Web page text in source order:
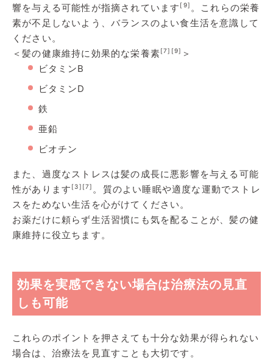
響を与える可能性が指摘されています [9] 。これらの栄養
素が不足しないよう、バランスのよい食生活を意識して
ください。
＜髪の健康維持に効果的な栄養素[7] [9] ＞
ビタミンB
ビタミンD
鉄
亜鉛
ビオチン
また、過度なストレスは髪の成長に悪影響を与える可能
性があります [3] [7] 。質のよい睡眠や適度な運動でストレ
スをためない生活を心がけてください。
お薬だけに頼らず生活習慣にも気を配ることが、髪の健
康維持に役立ちます。
効果を実感できない場合は治療法の見直
しも可能
これらのポイントを押さえても十分な効果が得られない
場合は、治療法を見直すことも大切です。